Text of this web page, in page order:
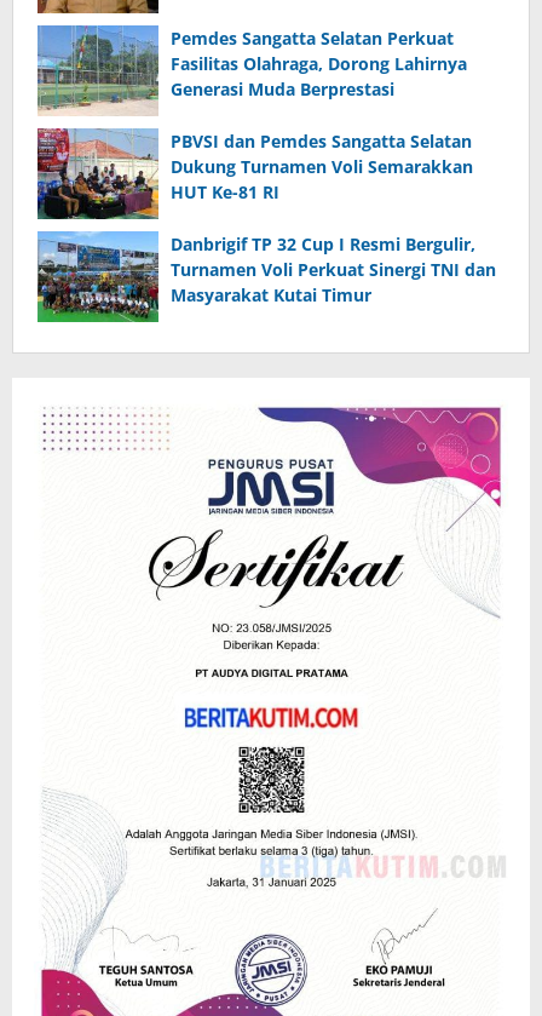
Pemdes Sangatta Selatan Perkuat
Fasilitas Olahraga, Dorong Lahirnya
Generasi Muda Berprestasi
PBVSI dan Pemdes Sangatta Selatan
Dukung Turnamen Voli Semarakkan
HUT Ke-81 RI
Danbrigif TP 32 Cup I Resmi Bergulir,
Turnamen Voli Perkuat Sinergi TNI dan
Masyarakat Kutai Timur